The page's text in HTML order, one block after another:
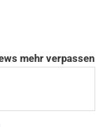
mehr verpassen